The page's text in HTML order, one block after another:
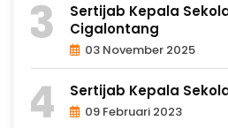
Sertijab Kepala
Cigalontang
03 November 2025
Sertijab Kepala
09 Februari 2023